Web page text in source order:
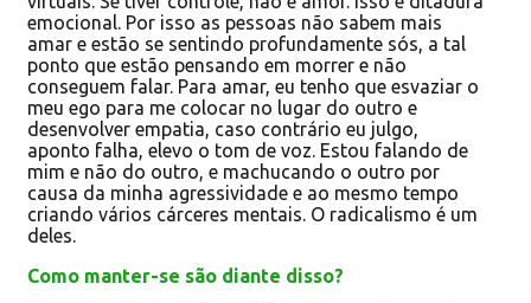
emocional. Por isso as pessoas não sabem mais
amar e estão se sentindo profundamente sós, a tal
ponto que estão pensando em morrer e não
conseguem falar. Para amar, eu tenho que esvaziar o
meu ego para me colocar no lugar do outro e
desenvolver empatia, caso contrário eu julgo,
aponto falha, elevo o tom de voz. Estou falando de
mim e não do outro, e machucando o outro por
causa da minha agressividade e ao mesmo tempo
criando vários cárceres mentais. O radicalismo é um
deles.
Como manter-se são diante disso?